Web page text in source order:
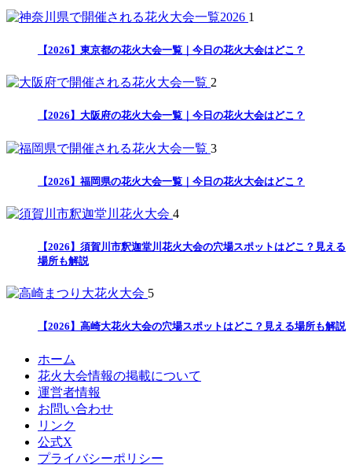
1
【2026】東京都の花火大会一覧｜今日の花火大会はどこ？
2
【2026】大阪府の花火大会一覧｜今日の花火大会はどこ？
3
【2026】福岡県の花火大会一覧｜今日の花火大会はどこ？
4
【2026】須賀川市釈迦堂川花火大会の穴場スポットはどこ？見える
場所も解説
5
【2026】高崎大花火大会の穴場スポットはどこ？見える場所も解説
ホーム
花火大会情報の掲載について
運営者情報
お問い合わせ
リンク
公式X
プライバシーポリシー